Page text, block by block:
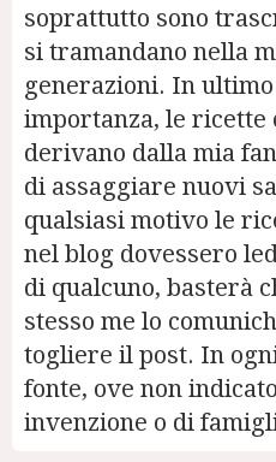
soprattutto sono
si tramandano nella
generazioni. In
importanza, le ricette
derivano dalla mia
di assaggiare nuovi
qualsiasi motivo le
nel blog dovessero
di qualcuno, basterà
stesso me lo
togliere il post. In
fonte, ove non
invenzione o di